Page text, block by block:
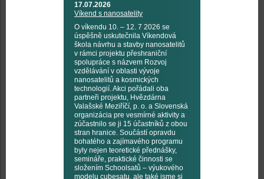
17.07.2026
Víkend s nanosatelity
O víkendu 10. – 12. 7 2026 se
úspěšně uskutečnila Víkendová
škola návrhu a stavby nanosatelitů
v rámci projektu přeshraniční
spolupráce s názvem Rozvoj
vzdělávání v oblasti vývoje
nanosatelitů a kosmických
technologií. Akci pořádali oba
partneři projektu, Hvězdárna
Valašské Meziříčí, p. o. a Slovenská
organizácia pre vesmírné aktivity a
zúčastnilo se ji 15 účastníků z obou
stran hranice. Součástí opravdu
bohatého a zajímavého programu
byly nejen teoretické přednášky,
semináře, praktické činnosti se
složením Schoolsatů – výukového
modelu cubesatu, ale také jsme si